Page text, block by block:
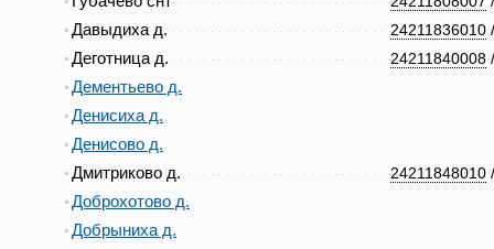
24211836010
Давыдиха д.
24211840008
Деготница д.
Дементьево д.
Денисиха д.
Денисово д.
24211848010
Дмитриково д.
Доброхотово д.
Добрыниха д.